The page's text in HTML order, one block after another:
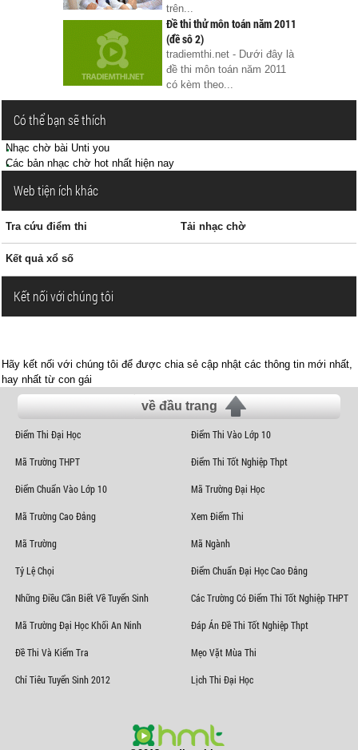
trên...
Đề thi thử môn toán năm 2011
(đề sô 2)
tradiemthi.net - Dưới đây là
đề thi môn toán năm 2011
có kèm theo...
Có thể bạn sẽ thích
Nhạc chờ bài Unti you
Các bản nhạc chờ hot nhất hiện nay
Web tiện ích khác
Tra cứu điểm thi Tải nhạc chờ
Kết quả xổ số
Kết nối với chúng tôi
Hãy kết nối với chúng tôi để được chia sẻ cập nhật các thông tin mới nhất,
hay nhất từ con gái
về đầu trang
Điểm Thi Đại Học Điểm Thi Vào Lớp 10
Mã Trường THPT Điểm Thi Tốt Nghiệp Thpt
Điểm Chuẩn Vào Lớp 10 Mã Trường Đại Học
Mã Trường Cao Đẳng Xem Điểm Thi
Mã Trường Mã Ngành
Tỷ Lệ Chọi Điểm Chuẩn Đại Học Cao Đẳng
Những Điều Cần Biết Về Tuyển Sinh Các Trường Có Điểm Thi Tốt Nghiệp THPT
Mã Trường Đại Học Khối An Ninh Đáp Án Đề Thi Tốt Nghiệp Thpt
Đề Thi Và Kiểm Tra Mẹo Vặt Mùa Thi
Chỉ Tiêu Tuyển Sinh 2012 Lịch Thi Đại Học